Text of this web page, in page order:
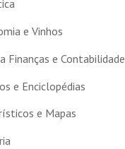
e Vinhos
Finanças e Contabilidade
e Enciclopédias
e Mapas